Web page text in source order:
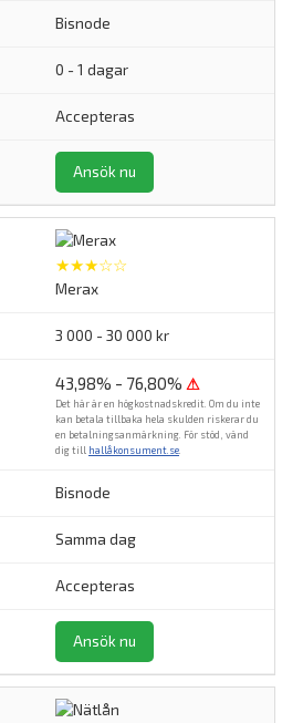
Bisnode
0 - 1 dagar
Accepteras
Ansök nu
★★★☆☆
Merax
3 000 - 30 000 kr
43,98% - 76,80% ⚠
Det här är en högkostnadskredit. Om du inte
kan betala tillbaka hela skulden riskerar du
en betalningsanmärkning. För stöd, vänd
dig till hallåkonsument.se
Bisnode
Samma dag
Accepteras
Ansök nu